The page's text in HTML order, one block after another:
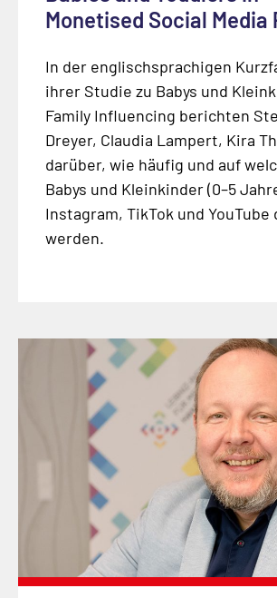
Monetised Social Media
In der englischsprachigen
ihrer Studie zu Babys und
Family Influencing berichten
Dreyer, Claudia Lampert, Kira
darüber, wie häufig und auf
Babys und Kleinkinder (0–5
Instagram, TikTok und
werden.